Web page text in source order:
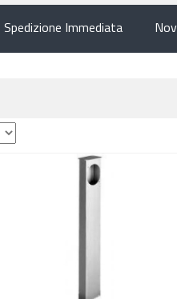
Spedizione Immediata